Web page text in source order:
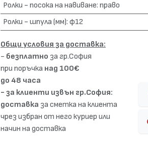
Ролки - посока на навиване: право
Ролки - шпула (мм): ф12
Общи условия за доставка:
- безплатно за гр.София
при поръчка над 100€
до 48 часа
- за клиенти извън гр.София:
доставка за сметка на клиента
чрез избран от него куриер или
начин на доставка